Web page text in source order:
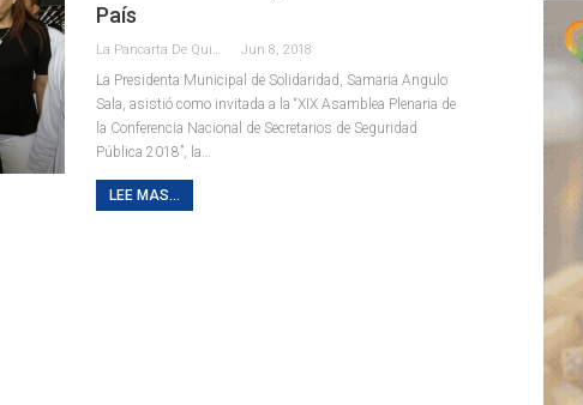
País
Jun 8, 2018
La Presidenta Municipal de Solidaridad, Samaria Angulo
Sala, asistió como invitada a la “XIX Asamblea Plenaria de
la Conferencia Nacional de Secretarios de Seguridad
Pública 2018”, la…
LEE MAS...